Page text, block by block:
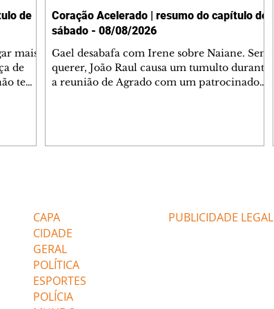
de
mais
de
tem
de
Coração Acelerado | resumo do capítulo de
sábado - 08/08/2026
Gael desabafa com Irene sobre Naiane. Sem
querer, João Raul causa um tumulto durante
a reunião de Agrado com um patrocinador.
termina o relacionamento dos dois.
CAPA
CIDADE
GERAL
POLÍTICA
ESPORTES
POLÍCIA
PUBLICIDADE LEGAL